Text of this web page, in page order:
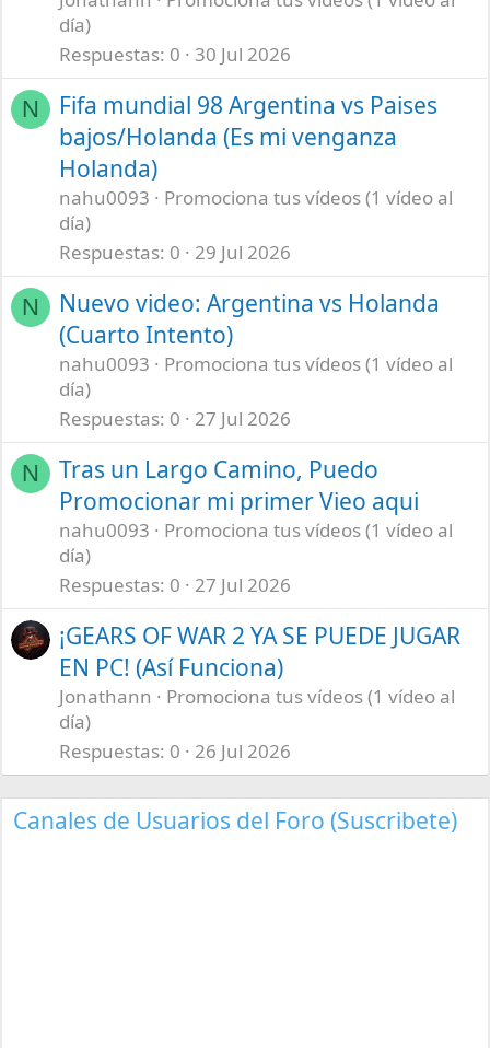
día)
Respuestas 0 30 Jul 2026
N
Fifa mundial 98 Argentina vs Paises
bajos/Holanda (Es mi venganza
Holanda)
nahu0093
Promociona tus vídeos (1 vídeo al
día)
Respuestas 0 29 Jul 2026
N
Nuevo video: Argentina vs Holanda
(Cuarto Intento)
nahu0093
Promociona tus vídeos (1 vídeo al
día)
Respuestas 0 27 Jul 2026
N
Tras un Largo Camino, Puedo
Promocionar mi primer Vieo aqui
nahu0093
Promociona tus vídeos (1 vídeo al
día)
Respuestas 0 27 Jul 2026
¡GEARS OF WAR 2 YA SE PUEDE JUGAR
EN PC! (Así Funciona)
Jonathann
Promociona tus vídeos (1 vídeo al
día)
Respuestas 0 26 Jul 2026
Canales de Usuarios del Foro (Suscribete)